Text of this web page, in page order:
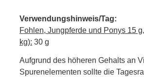
Verwendungshinweis/Tag:
Fohlen, Jungpferde und Ponys 15
kg): 30 g
Aufgrund des höheren Gehalts an
Spurenelementen sollte die